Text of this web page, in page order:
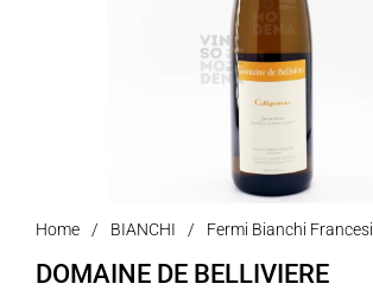
Home / BIANCHI / Fermi Bianchi Francesi
DOMAINE DE BELLIVIERE